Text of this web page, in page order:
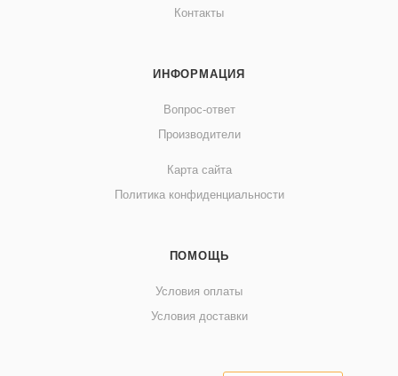
Контакты
ИНФОРМАЦИЯ
Вопрос-ответ
Производители
Карта сайта
Политика конфиденциальности
ПОМОЩЬ
Условия оплаты
Условия доставки